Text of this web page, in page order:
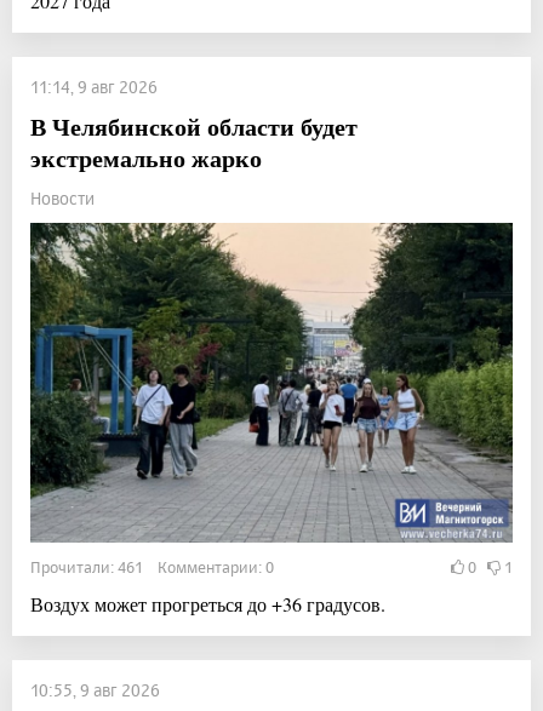
11:14, 9 авг 2026
В Челябинской области будет
экстремально жарко
Новости
Прочитали: 461 Комментарии: 0 0 1
Воздух может прогреться до +36 градусов.
10:55, 9 авг 2026